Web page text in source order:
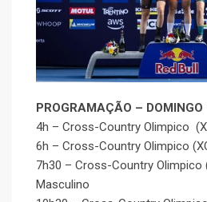
PROGRAMAÇÃO –
4h – Cross-Country Olimpico
6h – Cross-Country Olimpico
7h30 – Cross-Country Olimpico
Masculino